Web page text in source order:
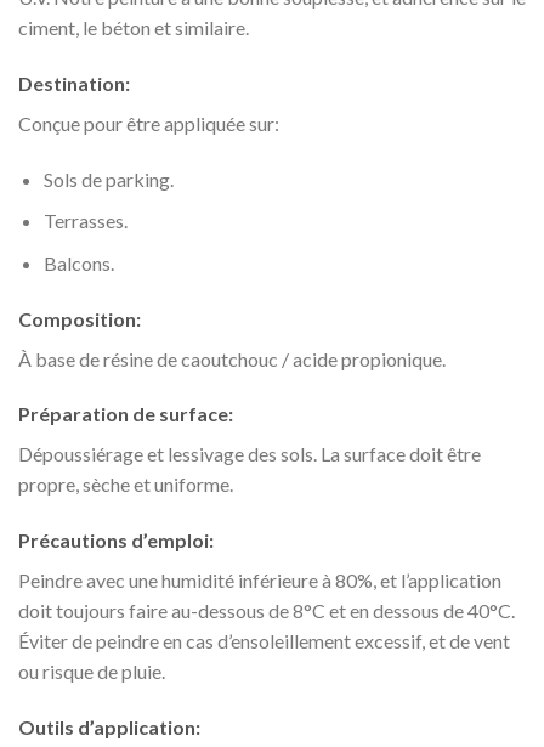
ciment, le béton et similaire.
Destination:
Conçue pour être appliquée sur:
Sols de parking.
Terrasses.
Balcons.
Composition:
À base de résine de caoutchouc / acide propionique.
Préparation de surface:
Dépoussiérage et lessivage des sols. La surface doit être
propre, sèche et uniforme.
Précautions d’emploi:
Peindre avec une humidité inférieure à 80%, et l’application
doit toujours faire au-dessous de 8°C et en dessous de 40°C.
Éviter de peindre en cas d’ensoleillement excessif, et de vent
ou risque de pluie.
Outils d’application: